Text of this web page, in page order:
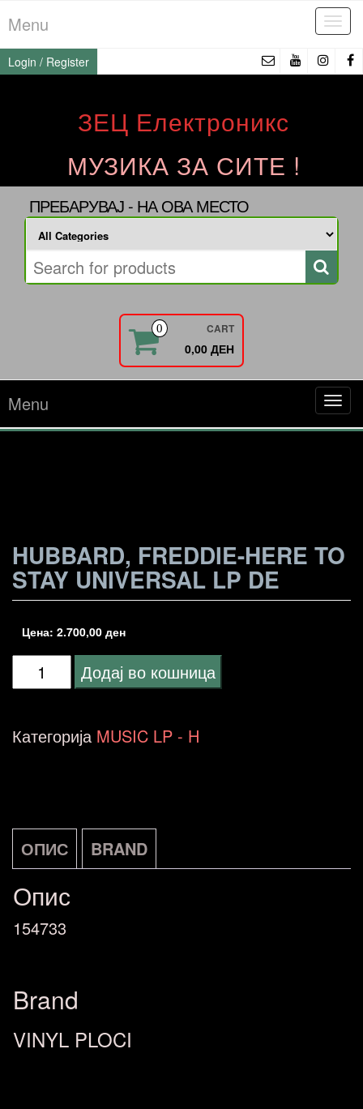
to
the
content
Menu
Login / Register
ЗЕЦ Електроникс
МУЗИКА ЗА СИТЕ !
ПРЕБАРУВАЈ - НА ОВА МЕСТО
0 CART
0,00 ДЕН
Menu
HUBBARD, FREDDIE-HERE TO
STAY UNIVERSAL LP DE
Цена: 2.700,00 ден
Hubbard,
Here
LP
DE
количина
Додај во кошница
Категорија MUSIC LP - H
ОПИС BRAND
Опис
154733
Brand
VINYL PLOCI